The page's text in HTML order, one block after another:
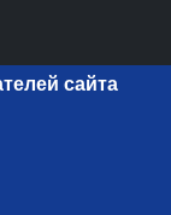
Республики
сайта